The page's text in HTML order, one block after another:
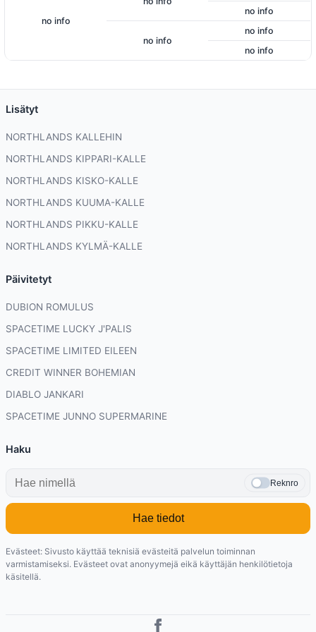
no info
no info
no info
no info
no info
Lisätyt
NORTHLANDS KALLEHIN
NORTHLANDS KIPPARI-KALLE
NORTHLANDS KISKO-KALLE
NORTHLANDS KUUMA-KALLE
NORTHLANDS PIKKU-KALLE
NORTHLANDS KYLMÄ-KALLE
Päivitetyt
DUBION ROMULUS
SPACETIME LUCKY J'PALIS
SPACETIME LIMITED EILEEN
CREDIT WINNER BOHEMIAN
DIABLO JANKARI
SPACETIME JUNNO SUPERMARINE
Haku
Reknro
Hae tiedot
Evästeet: Sivusto käyttää teknisiä evästeitä palvelun toiminnan
varmistamiseksi. Evästeet ovat anonyymejä eikä käyttäjän henkilötietoja
käsitellä.